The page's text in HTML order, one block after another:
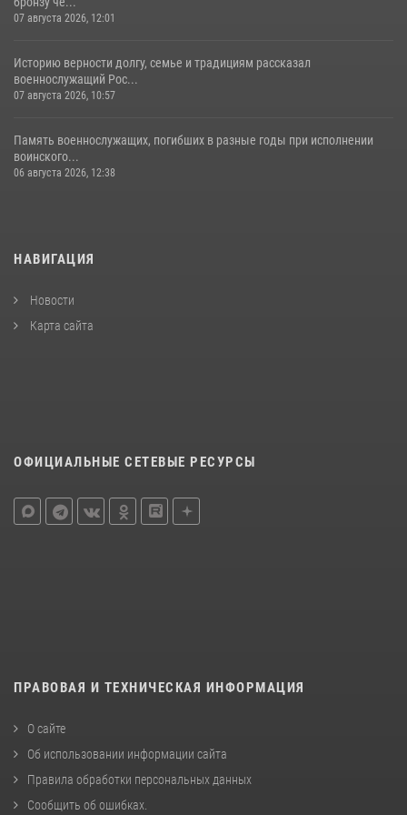
07 августа 2026, 12:01
Историю верности долгу, семье и традициям рассказал
военнослужащий Рос...
07 августа 2026, 10:57
Память военнослужащих, погибших в разные годы при исполнении
воинского...
06 августа 2026, 12:38
НАВИГАЦИЯ
Новости
Карта сайта
ОФИЦИАЛЬНЫЕ СЕТЕВЫЕ РЕСУРСЫ
ПРАВОВАЯ И ТЕХНИЧЕСКАЯ ИНФОРМАЦИЯ
О сайте
Об использовании информации сайта
Правила обработки персональных данных
Сообщить об ошибках